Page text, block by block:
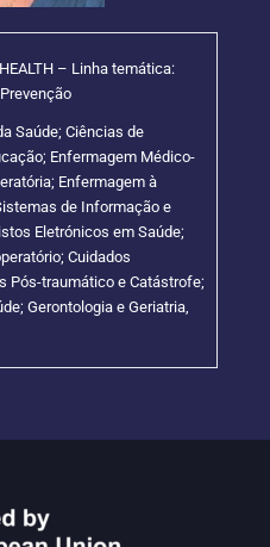
– Linha temática:
Saúde; Ciências de
Enfermagem Médico-
Enfermagem à
de Informação e
Eletrónicos em Saúde;
Cuidados
Pós-traumático e Catástrofe;
Gerontologia e Geriatria,